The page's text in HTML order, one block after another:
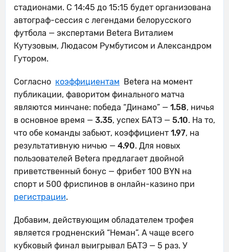
стадионами. С 14:45 до 15:15 будет организована
автограф-сессия с легендами белорусского
футбола — экспертами Betera Виталием
Кутузовым, Людасом Румбутисом и Александром
Гутором.
Согласно коэффициентам Betera на момент
публикации, фаворитом финального матча
являются минчане: победа “Динамо” — 1.58, ничья
в основное время — 3.35, успех БАТЭ — 5.10. На то,
что обе команды забьют, коэффициент 1.97, на
результативную ничью — 4.90. Для новых
пользователей Betera предлагает двойной
приветственный бонус — фрибет 100 BYN на
спорт и 500 фриспинов в онлайн-казино при
регистрации.
Добавим, действующим обладателем трофея
является гродненский “Неман”. А чаще всего
кубковый финал выигрывал БАТЭ — 5 раз. У